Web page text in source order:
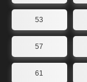
53
57
61